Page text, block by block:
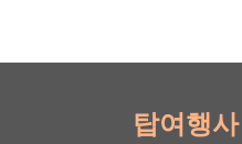
탑여행